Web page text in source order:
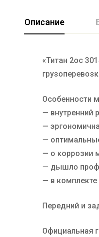
Описание
«Титан 2ос
Особенности
— внутренний
—
—
— о коррозии
— дышло
— в
Передний и
Официальная